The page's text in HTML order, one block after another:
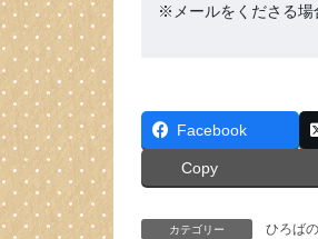
※メールをくださる場
Facebook
Copy
カテゴリー ひろば